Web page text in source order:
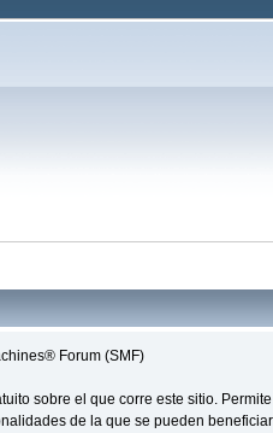
Forum (SMF)
sobre el que corre este sitio.
de la que se pueden